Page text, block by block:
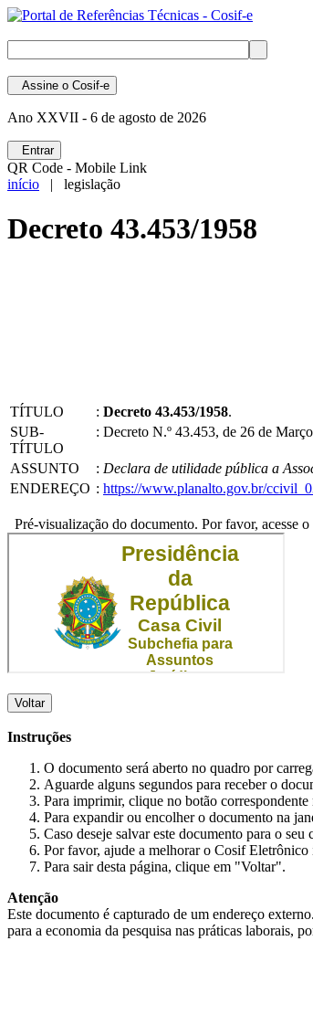
Assine o Cosif-e
Ano XXVII - 6 de agosto de 2026
Entrar
QR Code - Mobile Link
início | legislação
Decreto 43.453/1958
TÍTULO : Decreto 43.453/1958.
SUB-
TÍTULO
: Decreto N.º 43.453, de 26 de
ASSUNTO : Declara de utilidade pública a
ENDEREÇO : https://www.planalto.gov.br/
Pré-visualização do documento. Por favor, acesse
Voltar
Instruções
O documento será aberto no quadro por
Aguarde alguns segundos para receber o
Para imprimir, clique no botão correspondente
Para expandir ou encolher o documento na
Caso deseje salvar este documento para o
Por favor, ajude a melhorar o Cosif
Para sair desta página, clique em "Voltar".
Atenção
Este documento é capturado de um endereço
para a economia da pesquisa nas práticas laborais,